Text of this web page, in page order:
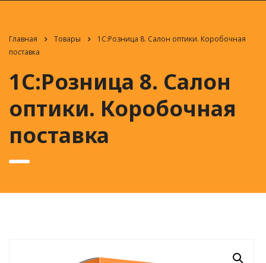
Главная Товары
1С:Розница 8. Салон оптики. Коробочная
поставка
1С:Розница 8. Салон
оптики. Коробочная
поставка